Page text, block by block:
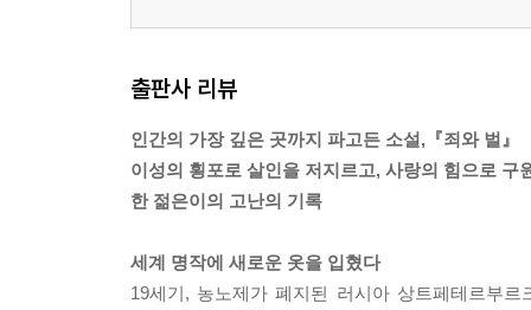
출판사 리뷰
인간의 가장 깊은 곳까지 파고든 소설,『죄와 벌』
이성의 횡포로 살인을 저지르고, 사랑의 힘으로 구
한 젊은이의 고난의 기록
세계 명작에 새로운 옷을 입혔다
19세기, 농노제가 폐지된 러시아 상트페테르부